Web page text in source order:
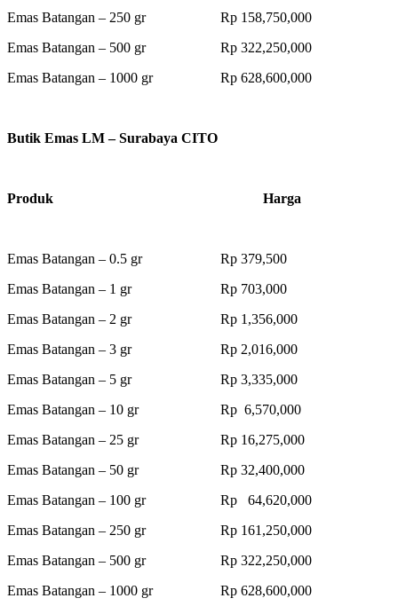
Emas Batangan – 250 gr Rp 158,750,000
Emas Batangan – 500 gr Rp 322,250,000
Emas Batangan – 1000 gr Rp 628,600,000
Butik Emas LM – Surabaya CITO
Produk Harga
Emas Batangan – 0.5 gr Rp 379,500
Emas Batangan – 1 gr Rp 703,000
Emas Batangan – 2 gr Rp 1,356,000
Emas Batangan – 3 gr Rp 2,016,000
Emas Batangan – 5 gr Rp 3,335,000
Emas Batangan – 10 gr Rp 6,570,000
Emas Batangan – 25 gr Rp 16,275,000
Emas Batangan – 50 gr Rp 32,400,000
Emas Batangan – 100 gr Rp 64,620,000
Emas Batangan – 250 gr Rp 161,250,000
Emas Batangan – 500 gr Rp 322,250,000
Emas Batangan – 1000 gr Rp 628,600,000